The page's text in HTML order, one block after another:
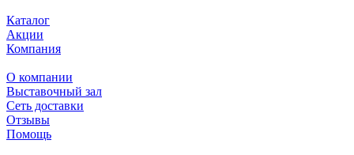
Каталог
Акции
Компания
О компании
Выставочный зал
Сеть доставки
Отзывы
Помощь